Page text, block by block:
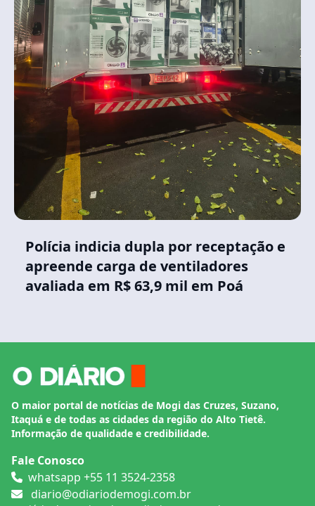
Polícia indicia dupla por receptação e
apreende carga de ventiladores
avaliada em R$ 63,9 mil em Poá
O maior portal de notícias de Mogi das Cruzes, Suzano,
Itaquá e de todas as cidades da região do Alto Tietê.
Informação de qualidade e credibilidade.
Fale Conosco
whatsapp +55 11 3524-2358
diario@odiariodemogi.com.br